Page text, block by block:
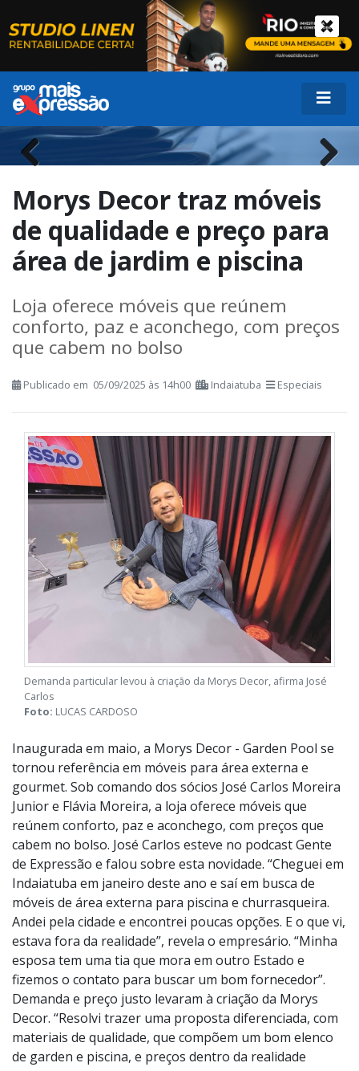
Previous Next
Morys Decor traz móveis
de qualidade e preço para
área de jardim e piscina
Loja oferece móveis que reúnem
conforto, paz e aconchego, com preços
que cabem no bolso
Demanda particular levou à criação da Morys Decor, afirma José
Carlos
Inaugurada em maio, a Morys Decor - Garden Pool se
tornou referência em móveis para área externa e
gourmet. Sob comando dos sócios José Carlos Moreira
Junior e Flávia Moreira, a loja oferece móveis que
reúnem conforto, paz e aconchego, com preços que
cabem no bolso. José Carlos esteve no podcast Gente
de Expressão e falou sobre esta novidade. “Cheguei em
Indaiatuba em janeiro deste ano e saí em busca de
móveis de área externa para piscina e churrasqueira.
Andei pela cidade e encontrei poucas opções. E o que vi,
estava fora da realidade”, revela o empresário. “Minha
esposa tem uma tia que mora em outro Estado e
fizemos o contato para buscar um bom fornecedor”.
Demanda e preço justo levaram à criação da Morys
Decor. “Resolvi trazer uma proposta diferenciada, com
materiais de qualidade, que compõem um bom elenco